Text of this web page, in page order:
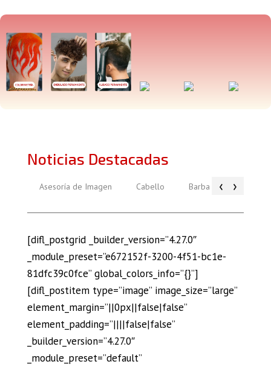
Noticias Destacadas
‹
Asesoría de Imagen Cabello Barba Piel
›
[difl_postgrid _builder_version=”4.27.0″
_module_preset=”e672152f-3200-4f51-bc1e-
81dfc39c0fce” global_colors_info=”{}”]
[difl_postitem type=”image” image_size=”large”
element_margin=”||0px||false|false”
element_padding=”||||false|false”
_builder_version=”4.27.0″
_module_preset=”default”